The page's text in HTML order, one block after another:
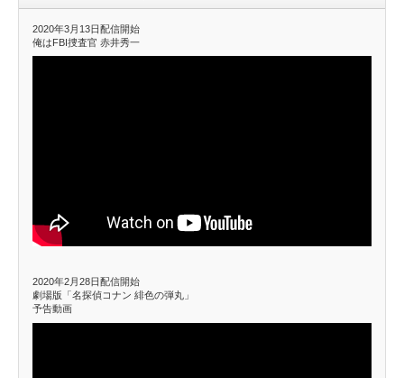
2020年3月13日配信開始
俺はFBI捜査官 赤井秀一
2020年2月28日配信開始
劇場版「名探偵コナン 緋色の弾丸」
予告動画